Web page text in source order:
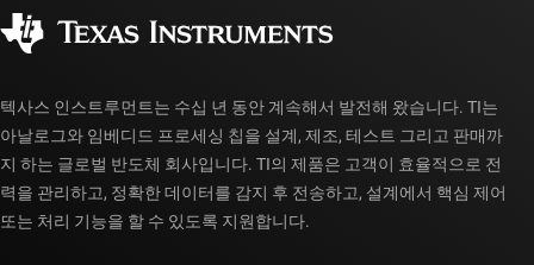
myTI 계정 FAQ
텍사스 인스트루먼트는 수십 년 동안 계속해서 발전해 왔습니다. TI는
아날로그와 임베디드 프로세싱 칩을 설계, 제조, 테스트 그리고 판매까
지 하는 글로벌 반도체 회사입니다. TI의 제품은 고객이 효율적으로 전
력을 관리하고, 정확한 데이터를 감지 후 전송하고, 설계에서 핵심 제어
또는 처리 기능을 할 수 있도록 지원합니다.